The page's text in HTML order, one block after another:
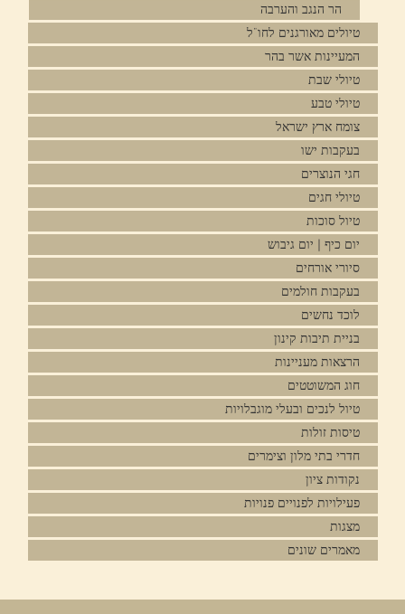
הר הנגב והערבה
טיולים מאורגנים לחו"ל
המעיינות אשר בהר
טיולי שבת
טיולי טבע
צומח ארץ ישראל
בעקבות ישו
חגי הנוצרים
טיולי חגים
טיול סוכות
יום כיף | יום גיבוש
סיורי אורחים
בעקבות חולמים
לוכד נחשים
בניית תיבות קינון
הרצאות מעניינות
חוג המשוטטים
טיול לנכים ובעלי מוגבלויות
טיסות זולות
חדרי בתי מלון וצימרים
נקודות ציון
פעילויות לפנויים פנויות
מצגות
מאמרים שונים